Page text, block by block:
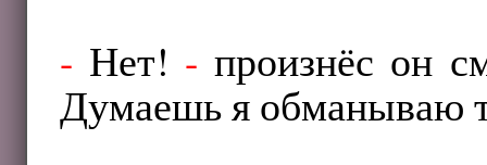
- Нет! - произнёс он
Думаешь я обманываю